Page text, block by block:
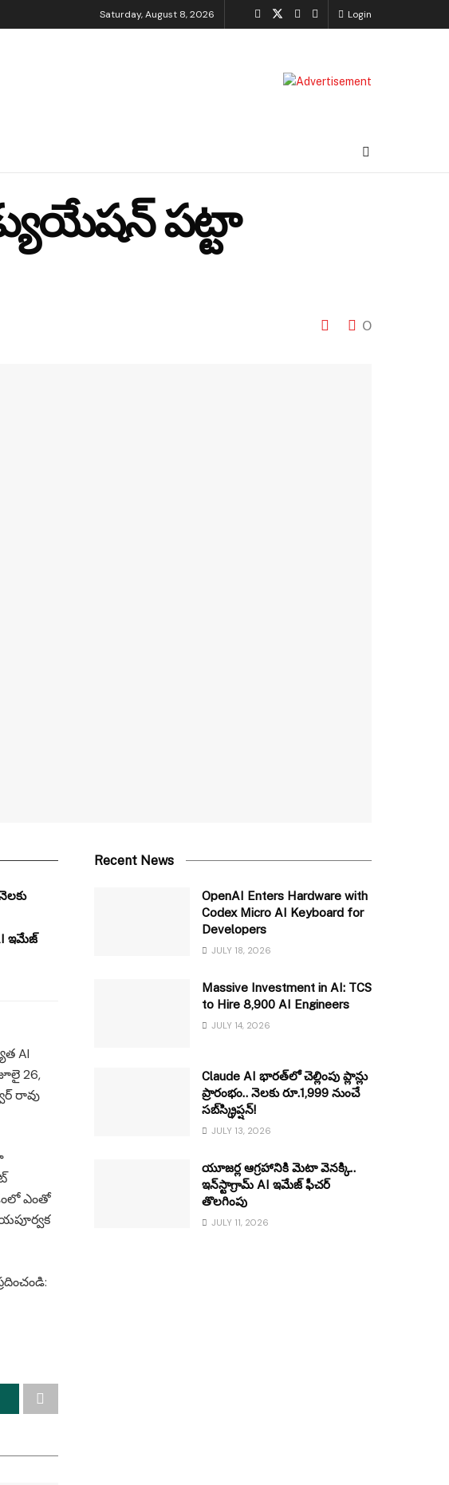
Saturday, August 8, 2026 Login
పట్టా
0
ఇమేజ్
AI
26,
రావు
ఎంతో
Recent News
OpenAI Enters Hardware with
Codex Micro AI Keyboard for
Developers
JULY 18, 2026
Massive Investment in AI: TCS
to Hire 8,900 AI Engineers
JULY 14, 2026
Claude AI భారత్‌లో చెల్లింపు ప్లాన్లు
ప్రారంభం.. నెలకు రూ.1,999 నుంచే
సబ్‌స్క్రిప్షన్!
JULY 13, 2026
యూజర్ల ఆగ్రహానికి మెటా వెనక్కి..
ఇన్‌స్టాగ్రామ్ AI ఇమేజ్ ఫీచర్
తొలగింపు
JULY 11, 2026